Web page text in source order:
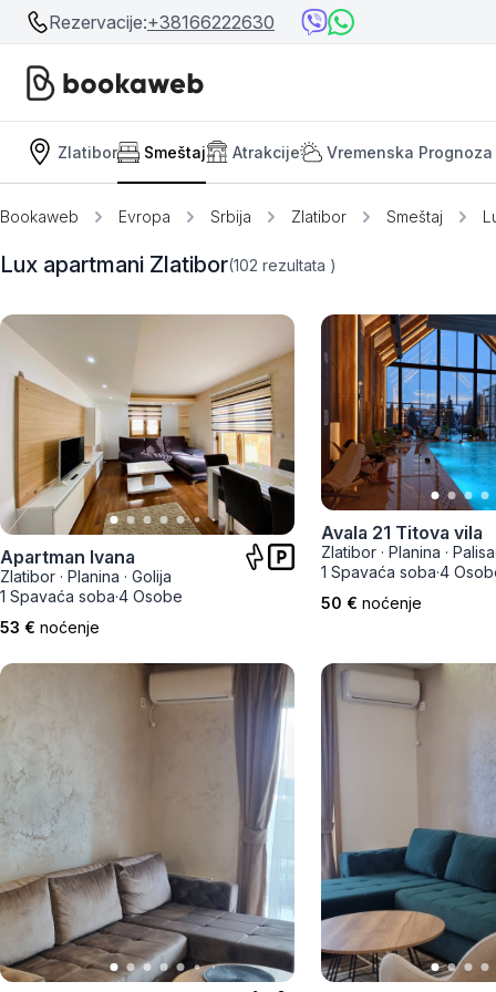
Rezervacije:+38166222630
Srbija
Bosna i Hercegovina
Crna Gora
Srbija
Beograd
Niš
Srebrno jezero
Prolom Banja
Užice
Smederevo
Čačak
Pančevo
Paraćin
Srbobran
Inđija
Ruma
Sremski Karlovci
Zlatibor Smeštaj Atrakcije Vremenska Prognoza
Bookaweb Evropa Srbija Zlatibor Smeštaj
Lux apartmani Zlatibor(102 rezultata )
Apartman Ivana
Zlatibor · Planina · Golija
1 Spavaća soba·4 Osobe
53 € noćenje
Avala 21 Titova vila
Zlatibor · Planina ·
1 Spavaća soba·4
50 € noćenje